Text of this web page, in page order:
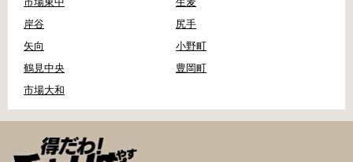
岸谷
尻手
矢向
小野町
鶴見中央
豊岡町
市場大和